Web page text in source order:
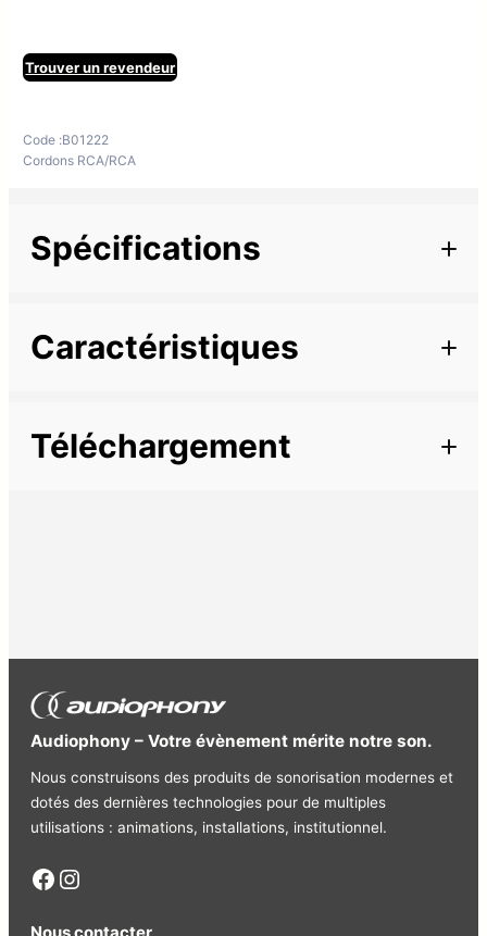
Trouver un revendeur
Code :B01222
Cordons RCA/RCA
Spécifications
Caractéristiques
Audio Cable 2x RCA ……2x RCA
Téléchargement
Audiophony – Votre évènement mérite notre son.
Nous construisons des produits de sonorisation modernes et
dotés des dernières technologies pour de multiples
utilisations : animations, installations, institutionnel.
Facebook Instagram